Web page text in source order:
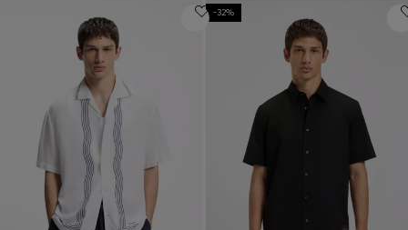
-32%